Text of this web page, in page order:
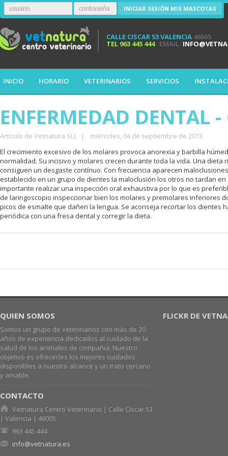
INICIAR SESIÓN MIS MASCOTAS
CALLE CISCAR 53 VALENCIA 46005
TEL 963 445 444EMAIL:
INICIO HORARIO VETERINARIOS SERVICIOS
ENFERMEDAD DENTAL
Artículo de Vetnatura SLL |
miércoles, 04 de septiembre de 2013
El crecimiento excesivo de los molares provoca anorexia y barbilla
normalidad. Su incisivo y molares crecen durante toda la vida. Una dieta
consiguen un desgaste contínuo. Con frecuencia aparecen
establecido en un grupo de dientes la maloclusión los otros no tardan
importante realizar una inspección oral exhaustiva por lo que es
de laringoscopio inspeccionar bien los molares y premolares inferiores
picos de esmalte que dañen la lengua. Se aconseja recortar los dientes
periódica con una fresa dental y corregir la dieta.
QUIEN SOMOS
Somos un grupo de veterinarios con más de 20
años de experiencia dedicados al cuidado de la
salud de los animales de compañia. Nuestro
objetivo es ofrecerles los mejores cuidados
disponibles a nuestro alcance y un trato cercano
y amable.
CONTACTO
Vetnatura Centro Veterinario | Calle Ciscar 53
| Valencia | 46005
963 445 444
info@vetnatura.es
FLICKR DE